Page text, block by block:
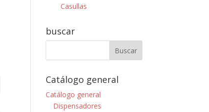
Casullas
buscar
Catálogo general
Catálogo general
Dispensadores